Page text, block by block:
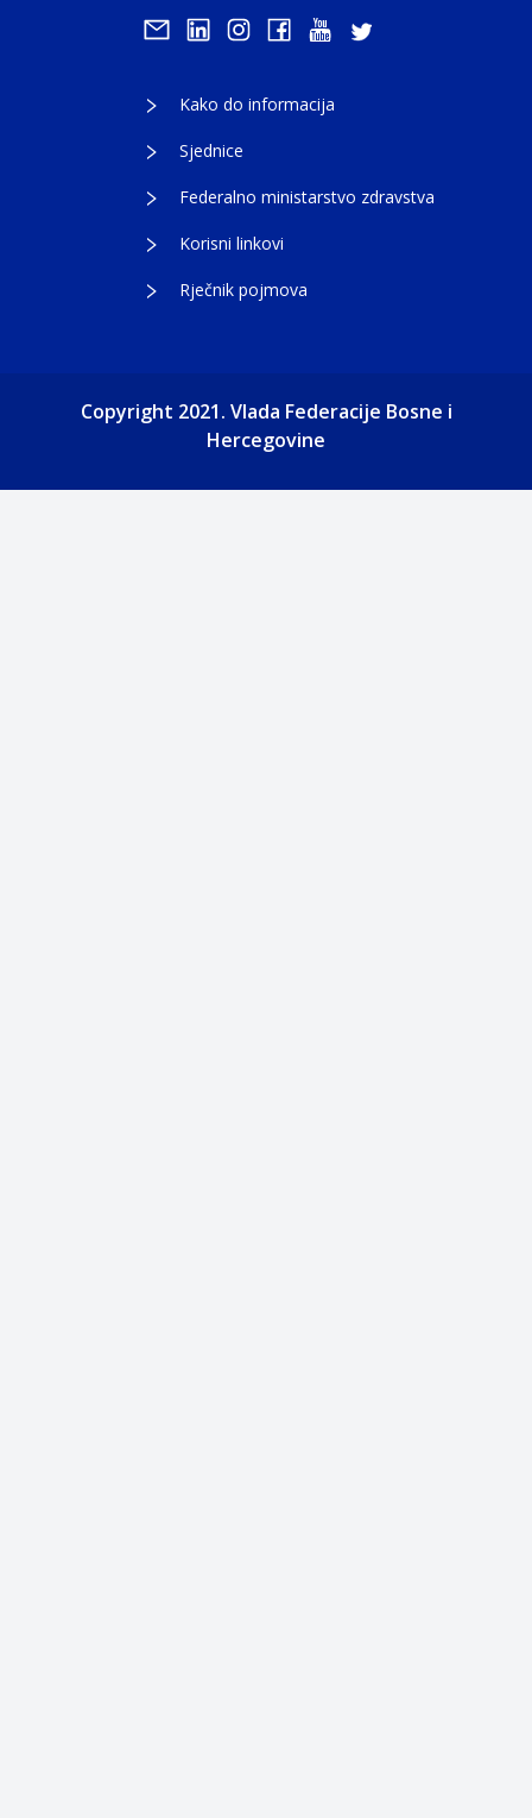
Kako do informacija
Sjednice
Federalno ministarstvo zdravstva
Korisni linkovi
Rječnik pojmova
Copyright 2021. Vlada Federacije Bosne i
Hercegovine